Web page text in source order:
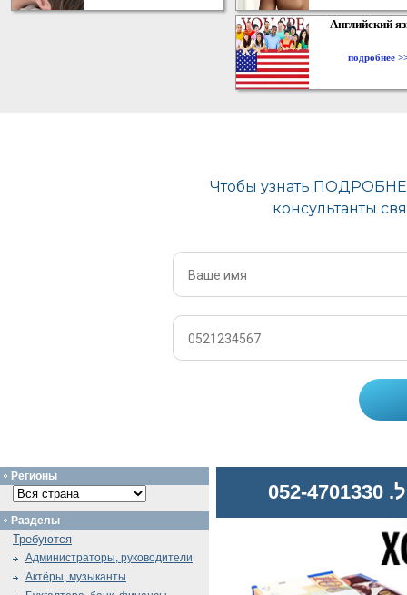
Английский
подробнее
Регионы
Разделы
Требуются
Администраторы, руководители
Актёры, музыканты